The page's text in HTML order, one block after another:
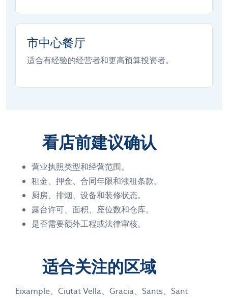
市中心餐厅
适合有经验的经营者和更高预算投资者。
看店前建议确认
营业执照类型和经营范围。
租金、押金、合同年限和涨租条款。
厨房、排烟、设备和装修状态。
露台许可、面积、座位数和仓库。
是否需要额外工程或法律审核。
适合关注的区域
Eixample、Ciutat Vella、Gracia、Sants、Sant